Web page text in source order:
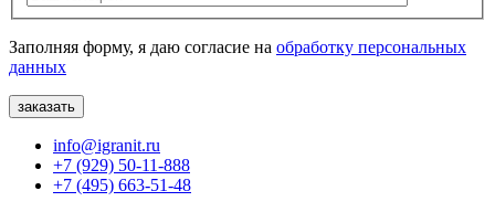
Заполняя форму, я даю согласие на обработку персональных
данных
info@igranit.ru
+7 (929) 50-11-888
+7 (495) 663-51-48